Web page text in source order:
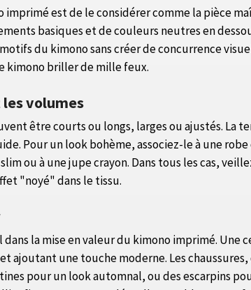
imprimé est de le considérer comme la pièce
basiques et de couleurs neutres en
du kimono sans créer de concurrence
kimono briller de mille feux.
volumes
être courts ou longs, larges ou ajustés. La
Pour un look bohème, associez-le à une
ou à une jupe crayon. Dans tous les cas,
"noyé" dans le tissu.
dans la mise en valeur du kimono imprimé.
ajoutant une touche moderne. Les
pour un look automnal, ou des escarpins